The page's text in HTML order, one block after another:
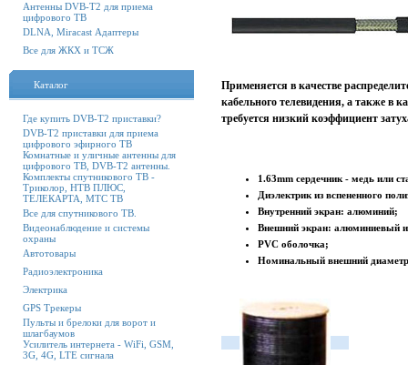
Антенны DVB-T2 для приема
цифрового ТВ
DLNA, Miracast Адаптеры
Все для ЖКХ и ТСЖ
Каталог
Где купить DVB-T2 приставки?
DVB-T2 приставки для приема
цифрового эфирного ТВ
Комнатные и уличные антенны для
цифрового ТВ, DVB-T2 антенны.
Комплекты спутникового ТВ -
Триколор, НТВ ПЛЮС,
ТЕЛЕКАРТА, МТС ТВ
Все для спутникового ТВ.
Видеонаблюдение и системы
охраны
Автотовары
Радиоэлектроника
Электрика
GPS Трекеры
Пульты и брелоки для ворот и
шлагбаумов
Усилитель интернета - WiFi, GSM,
3G, 4G, LTE сигнала
Применяется в качестве
кабельного телевидения, а также в
требуется низкий коэффициент
1.63mm сердечник - медь или
Диэлектрик из вспененного
Внутренний экран: алюминий;
Внешний экран: алюминиевый
PVC оболочка;
Номинальный внешний